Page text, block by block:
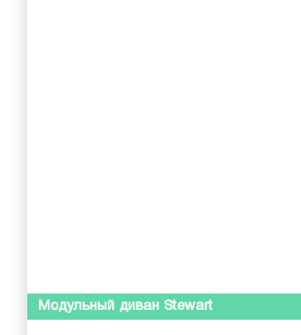
Модульный диван Stewart